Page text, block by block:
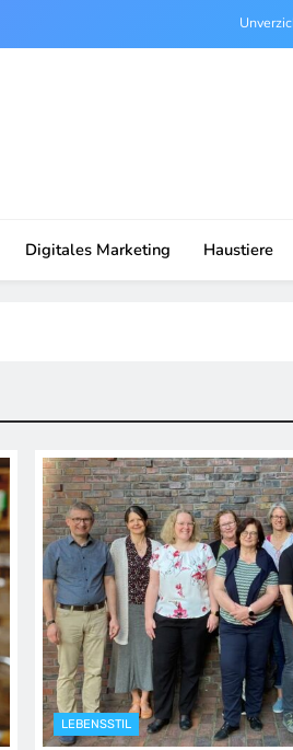
Digitales Marketing Haustiere
LEBENSSTIL